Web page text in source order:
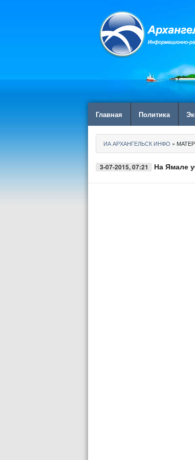
Главная Политика
ИА АРХАНГЕЛЬСК ИНФО »
3-07-2015, 07:21 На Ямале